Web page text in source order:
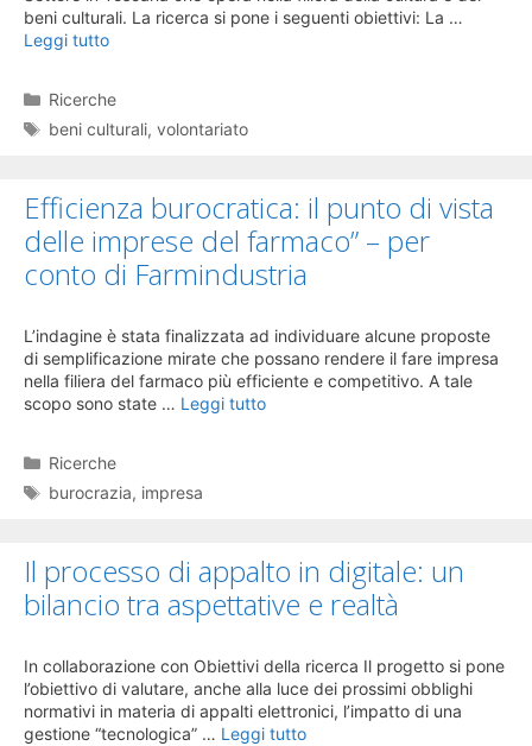
beni culturali. La ricerca si pone i seguenti obiettivi: La …
Leggi tutto
Categorie
Ricerche
Tag
beni culturali,volontariato
Efficienza burocratica: il punto di vista
delle imprese del farmaco” – per
conto di Farmindustria
L’indagine è stata finalizzata ad individuare alcune proposte
di semplificazione mirate che possano rendere il fare impresa
nella filiera del farmaco più efficiente e competitivo. A tale
scopo sono state … Leggi tutto
Categorie
Ricerche
Tag
burocrazia, impresa
Il processo di appalto in digitale: un
bilancio tra aspettative e realtà
In collaborazione con Obiettivi della ricerca Il progetto si pone
l’obiettivo di valutare, anche alla luce dei prossimi obblighi
normativi in materia di appalti elettronici, l’impatto di una
gestione “tecnologica” … Leggi tutto